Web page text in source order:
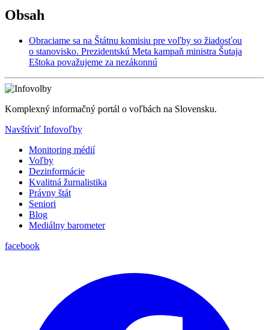
Obsah
Obraciame sa na Štátnu komisiu pre voľby so žiadosťou
o stanovisko. Prezidentskú Meta kampaň ministra Šutaja
Eštoka považujeme za nezákonnú
Komplexný informačný portál o voľbách na Slovensku.
Navštíviť Infovoľby
Monitoring médií
Voľby
Dezinformácie
Kvalitná žurnalistika
Právny štát
Seniori
Blog
Mediálny barometer
facebook